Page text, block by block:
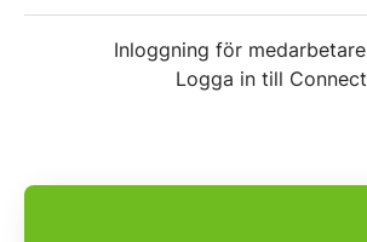
Inloggning för medarbetare
Logga in till Connect